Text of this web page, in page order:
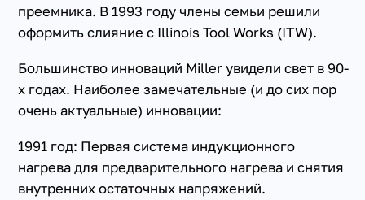
преемника. В 1993 году члены семьи решили
оформить слияние с Illinois Tool Works (ITW).
Большинство инноваций Miller увидели свет в 90-
х годах. Наиболее замечательные (и до сих пор
очень актуальные) инновации:
1991 год: Первая система индукционного
нагрева для предварительного нагрева и снятия
внутренних остаточных напряжений.